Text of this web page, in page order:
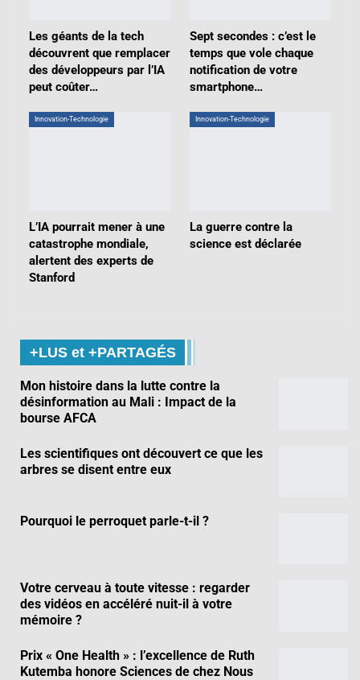
Les géants de la tech
découvrent que remplacer
des développeurs par l’IA
peut coûter…
Sept secondes : c’est le
temps que vole chaque
notification de votre
smartphone…
Innovation-Technologie
L’IA pourrait mener à une
catastrophe mondiale,
alertent des experts de
Stanford
Innovation-Technologie
La guerre contre la
science est déclarée
+LUS et +PARTAGÉS
Mon histoire dans la lutte contre la
désinformation au Mali : Impact de la
bourse AFCA
Les scientifiques ont découvert ce que les
arbres se disent entre eux
Pourquoi le perroquet parle-t-il ?
Votre cerveau à toute vitesse : regarder
des vidéos en accéléré nuit-il à votre
mémoire ?
Prix « One Health » : l’excellence de Ruth
Kutemba honore Sciences de chez Nous